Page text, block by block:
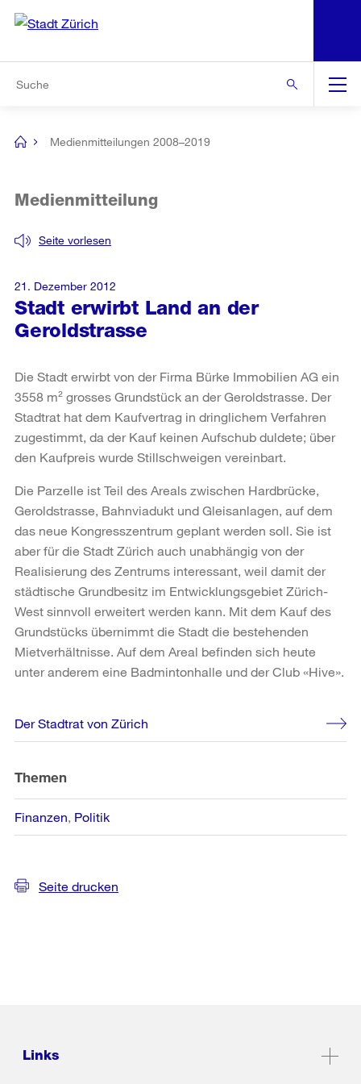
Navigation
[no
Medienmitteilungen 2008–2019
Stadt erwirbt Land an der
Geroldstrasse
Seite vorlesen
Medienmitteilung
21. Dezember 2012
Die Stadt erwirbt von der Firma Bürke Immobilien AG ein
3558 m² grosses Grundstück an der Geroldstrasse. Der
Stadtrat hat dem Kaufvertrag in dringlichem Verfahren
zugestimmt, da der Kauf keinen Aufschub duldete; über
den Kaufpreis wurde Stillschweigen vereinbart.
Die Parzelle ist Teil des Areals zwischen Hardbrücke,
Geroldstrasse, Bahnviadukt und Gleisanlagen, auf dem
das neue Kongresszentrum geplant werden soll. Sie ist
aber für die Stadt Zürich auch unabhängig von der
Realisierung des Zentrums interessant, weil damit der
städtische Grundbesitz im Entwicklungsgebiet Zürich-
West sinnvoll erweitert werden kann. Mit dem Kauf des
Grundstücks übernimmt die Stadt die bestehenden
Mietverhältnisse. Auf dem Areal befinden sich heute
unter anderem eine Badmintonhalle und der Club «Hive».
Weitere
Informationen
Der Stadtrat von Zürich
Themen
Finanzen Politik
Seite drucken
Links